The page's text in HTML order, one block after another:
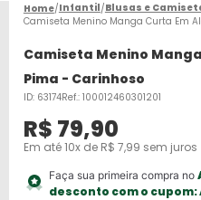
Infantil Blusas e
Camiseta Menino Manga Curta Em
Camiseta Menino
Pima - Carinhoso
ID: 63174Ref.: 100012460301201
R$ 79,90
Em até10x de R$ 7,99 sem juros
Faça sua primeira compra no
desconto com o cupom: